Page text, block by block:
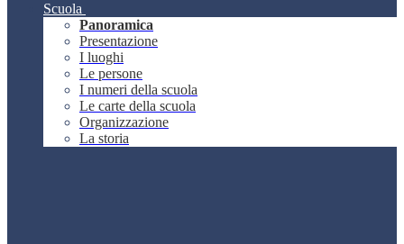
Scuola
Panoramica
Presentazione
I luoghi
Le persone
I numeri della scuola
Le carte della scuola
Organizzazione
La storia